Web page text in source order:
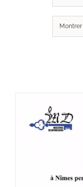
Montrer